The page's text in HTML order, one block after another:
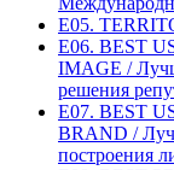
E05.
E06. BEST
IMAGE /
решения
E07. BEST
BRAND /
построения